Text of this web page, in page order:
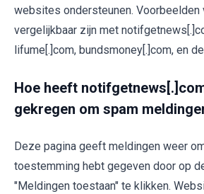
websites ondersteunen.
vergelijkbaar zijn met
lifume[.]com, bundsmoney[.]com, en
Hoe heeft
gekregen om spam
Deze pagina geeft meldingen weer
toestemming hebt gegeven door op
"Meldingen toestaan" te klikken.